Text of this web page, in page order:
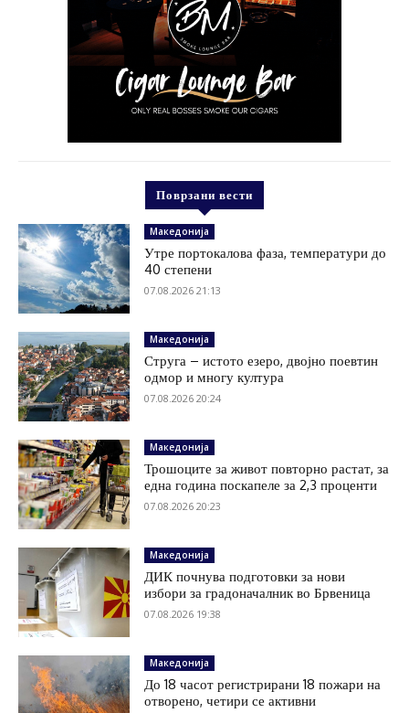
Поврзани вести
Македонија
Утре портокалова фаза, температури до
40 степени
07.08.2026 21:13
Македонија
Струга – истото езеро, двојно поевтин
одмор и многу култура
07.08.2026 20:24
Македонија
Трошоците за живот повторно растат, за
една година поскапеле за 2,3 проценти
07.08.2026 20:23
Македонија
ДИК почнува подготовки за нови
избори за градоначалник во Брвеница
07.08.2026 19:38
Македонија
До 18 часот регистрирани 18 пожари на
отворено, четири се активни